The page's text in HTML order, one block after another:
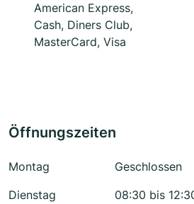
American Express,
Cash, Diners Club,
MasterCard, Visa
Öffnungszeiten
Montag
Geschlossen
Dienstag
08:30 bis